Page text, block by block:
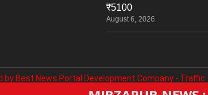
₹5100
August 6, 2026
by Best News Portal Development Company- Traffic